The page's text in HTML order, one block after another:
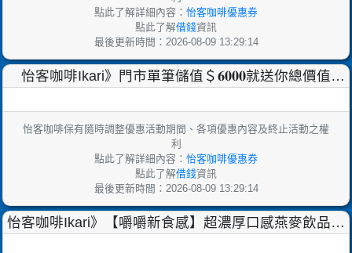
點此了解詳細內容： 怡客咖啡優惠券
點此了解借錢資訊
最後更新時間：2026-08-09 13:29:14
怡客咖啡Ikari》門市單筆儲值＄𝟔𝟎𝟎𝟎就送你總價值
怡客咖啡保有隨時調整優惠活動期間、各項優惠內容及終止活動之權
利
點此了解詳細內容： 怡客咖啡優惠券
點此了解借錢資訊
最後更新時間：2026-08-09 13:29:14
怡客咖啡Ikari》【嚼嚼新食感】超濃厚口感燕麥飲品正